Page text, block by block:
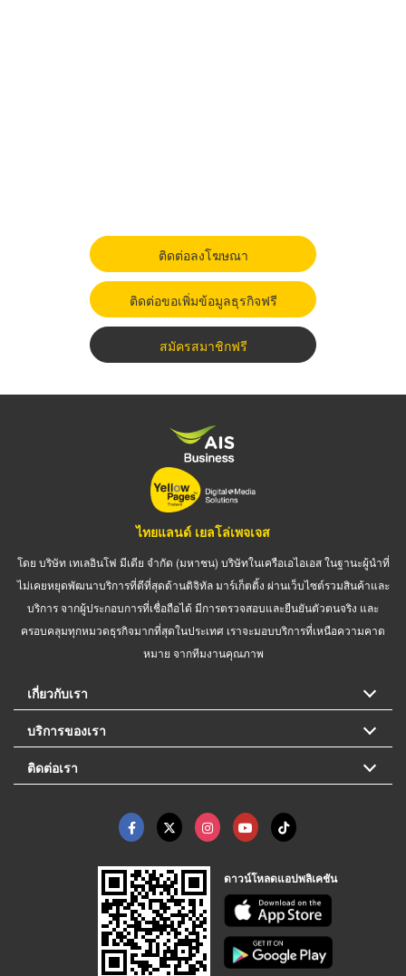
ติดต่อลงโฆษณา
ติดต่อขอเพิ่มข้อมูลธุรกิจฟรี
สมัครสมาชิกฟรี
ไทยแลนด์ เยลโล่เพจเจส
โดย บริษัท เทเลอินโฟ มีเดีย จำกัด (มหาชน) บริษัทในเครือเอไอเอส ในฐานะผู้นำที่
ไม่เคยหยุดพัฒนาบริการที่ดีที่สุดด้านดิจิทัล มาร์เก็ตติ้ง ผ่านเว็บไซต์รวมสินค้าและ
บริการ จากผู้ประกอบการที่เชื่อถือได้ มีการตรวจสอบและยืนยันตัวตนจริง และ
ครอบคลุมทุกหมวดธุรกิจมากที่สุดในประเทศ เราจะมอบบริการที่เหนือความคาด
หมาย จากทีมงานคุณภาพ
เกี่ยวกับเรา
บริการของเรา
ติดต่อเรา
ดาวน์โหลดแอปพลิเคชัน